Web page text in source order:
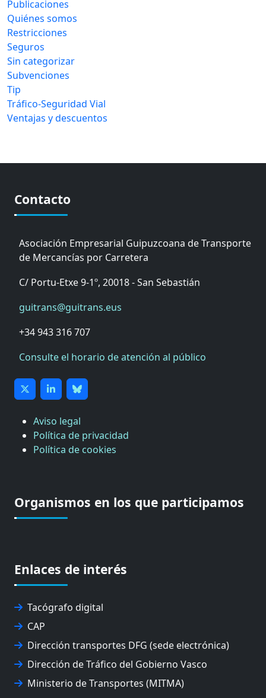
Publicaciones
Quiénes somos
Restricciones
Seguros
Sin categorizar
Subvenciones
Tip
Tráfico-Seguridad Vial
Ventajas y descuentos
Contacto
Asociación Empresarial Guipuzcoana de Transporte
de Mercancías por Carretera
C/ Portu-Etxe 9-1º, 20018 - San Sebastián
guitrans@guitrans.eus
+34 943 316 707
Consulte el horario de atención al público
Aviso legal
Política de privacidad
Política de cookies
Organismos en los que participamos
Enlaces de interés
Tacógrafo digital
CAP
Dirección transportes DFG (sede electrónica)
Dirección de Tráfico del Gobierno Vasco
Ministerio de Transportes (MITMA)